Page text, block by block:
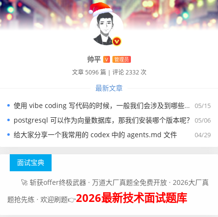
帅平 V 管理员
文章 5096 篇 | 评论 2332 次
最新文章
05/15
使用 vibe coding 写代码的时候，一般我们会涉及到哪些提示词？
05/06
postgresql 可以作为向量数据库，那我们安装哪个版本呢？
04/29
给大家分享一个我常用的 codex 中的 agents.md 文件
面试宝典
🚀 斩获offer终极武器 · 万道大厂真题全免费开放 · 2026大厂真
题抢先练 · 欢迎刷题👉2026最新技术面试题库